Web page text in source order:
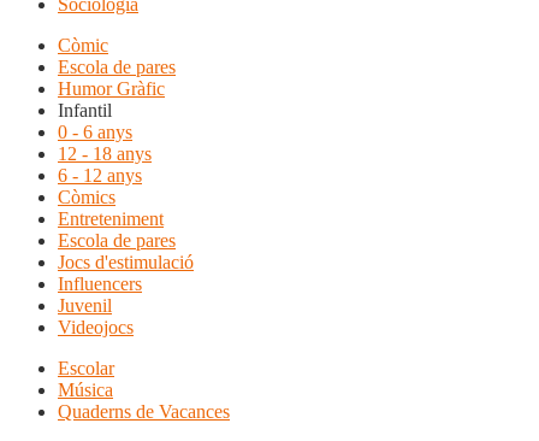
Sociologia
Còmic
Escola de pares
Humor Gràfic
Infantil
0 - 6 anys
12 - 18 anys
6 - 12 anys
Còmics
Entreteniment
Escola de pares
Jocs d'estimulació
Influencers
Juvenil
Videojocs
Escolar
Música
Quaderns de Vacances